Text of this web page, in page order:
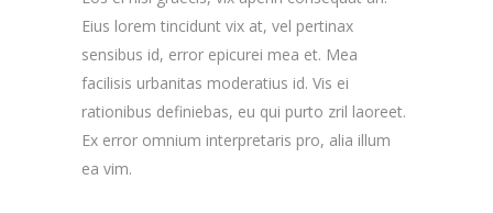
Eius lorem tincidunt vix at, vel pertinax
sensibus id, error epicurei mea et. Mea
facilisis urbanitas moderatius id. Vis ei
rationibus definiebas, eu qui purto zril laoreet.
Ex error omnium interpretaris pro, alia illum
ea vim.